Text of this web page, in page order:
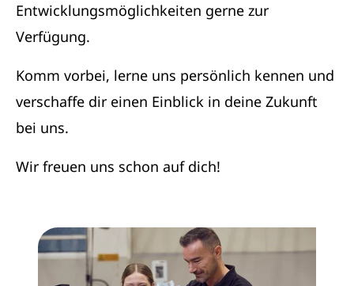
Entwicklungsmöglichkeiten gerne zur
Verfügung.
Komm vorbei, lerne uns persönlich kennen und
verschaffe dir einen Einblick in deine Zukunft
bei uns.
Wir freuen uns schon auf dich!